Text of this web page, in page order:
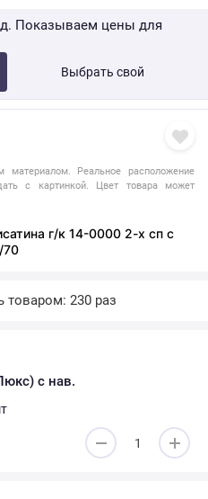
Показываем цены для
Выбрать свойРозница → WB
материалом. Реальное расположение
с картинкой. Цвет товара может
г/к 14-0000 2-х сп с
70
товаром: 230 раз
с нав.